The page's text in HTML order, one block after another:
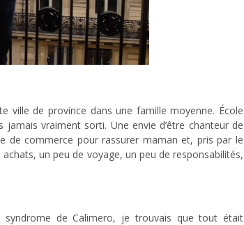
ville de province dans une famille moyenne. École
vraiment sorti. Une envie d’être chanteur de
de commerce pour rassurer maman et, pris par le
un peu de voyage, un peu de responsabilités,
de Calimero, je trouvais que tout était